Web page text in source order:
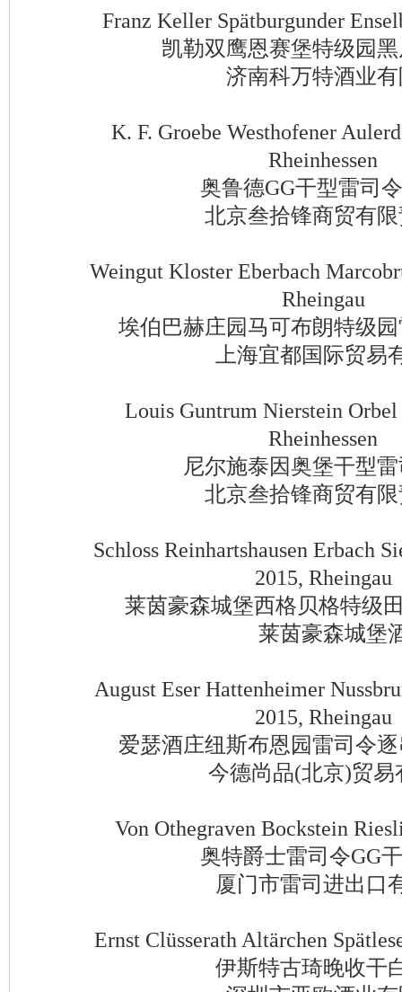
Franz Keller Spätburgunder
凯勒双鹰恩赛堡特级园黑
济南科万特酒业有
K. F. Groebe Westhofener
Rheinhessen
奥鲁德GG干型雷司令
北京叁拾锋商贸有限
Weingut Kloster Eberbach
Rheingau
埃伯巴赫庄园马可布朗特级园
上海宜都国际贸易
Louis Guntrum Nierstein Orbel
Rheinhessen
尼尔施泰因奥堡干型雷
北京叁拾锋商贸有限
Schloss Reinhartshausen Erbach
2015, Rheingau
莱茵豪森城堡西格贝格特级田
莱茵豪森城堡
August Eser Hattenheimer
2015, Rheingau
爱瑟酒庄纽斯布恩园雷司令逐
今德尚品(北京)贸易
Von Othegraven Bockstein
奥特爵士雷司令GG干
厦门市雷司进出口
Ernst Clüsserath Altärchen
伊斯特古琦晚收干